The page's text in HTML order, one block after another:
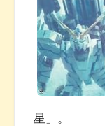
星」。